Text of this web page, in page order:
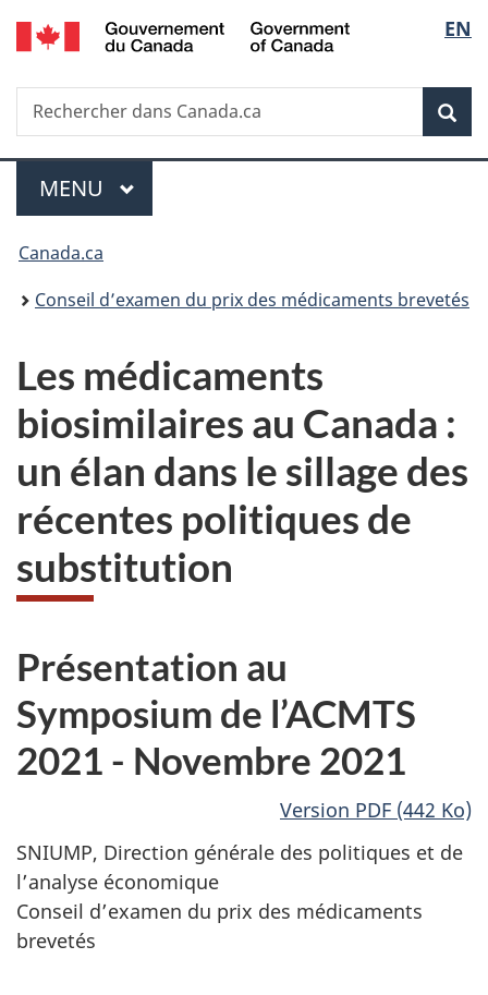
Passer
au
principal
Passer
à
Au
du
Passer
à
version
simplifiée
de
la
EN
Recherche
Rechercher
dans
Menu
MENU PRINCIPAL
Vous
êtes
Canada.ca
Conseil d’examen du prix des médicaments brevetés
Les médicaments
biosimilaires au Canada :
un élan dans le sillage des
récentes politiques de
substitution
Présentation au
Symposium de l’ACMTS
2021 - Novembre 2021
Version PDF (442 Ko)
SNIUMP, Direction générale des politiques et de
l’analyse économique
Conseil d’examen du prix des médicaments
brevetés